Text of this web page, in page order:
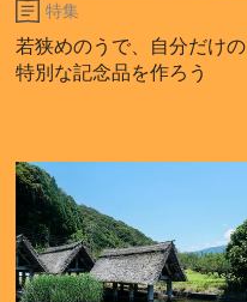
特集
若狭めのうで、自分だけの
特別な記念品を作ろう